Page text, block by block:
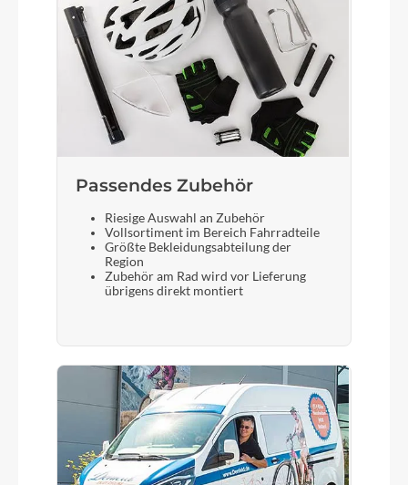
Gepäckträger
MonkeyLoad Systemgepäckträger
Schalthebel
Shimano Nexus SL-C7000 Revoshift
Bremshebel
Shimano
Steuersatz
Zecure Comfort Men/ Comfort Women /
Comfort Plus
Gabel
Passendes Zubehör
Riesige Auswahl an Zubehör
Vollsortiment im Bereich Fahrradteile
Größte Bekleidungsabteilung der
Region
Zubehör am Rad wird vor Lieferung
übrigens direkt montiert